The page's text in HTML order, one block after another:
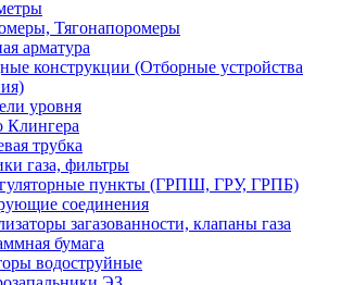
Тягонапоромеры
арматура
конструкции (Отборные устройства
уровня
Клингера
трубка
газа, фильтры
пункты (ГРПШ, ГРУ, ГРПБ)
соединения
загазованности, клапаны газа
бумага
водоструйные